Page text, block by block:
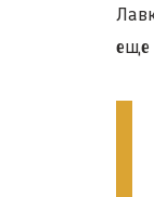
еще